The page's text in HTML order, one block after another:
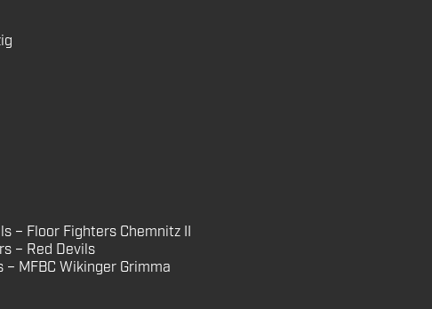
– Floor Fighters Chemnitz II
– Red Devils
– MFBC Wikinger Grimma